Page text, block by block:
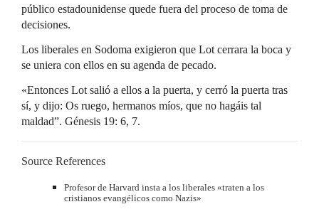
público estadounidense quede fuera del proceso de toma de
decisiones.
Los liberales en Sodoma exigieron que Lot cerrara la boca y
se uniera con ellos en su agenda de pecado.
«Entonces Lot salió a ellos a la puerta, y cerró la puerta tras
sí, y dijo: Os ruego, hermanos míos, que no hagáis tal
maldad”. Génesis 19: 6, 7.
Source References
Profesor de Harvard insta a los liberales «traten a los
cristianos evangélicos como Nazis»